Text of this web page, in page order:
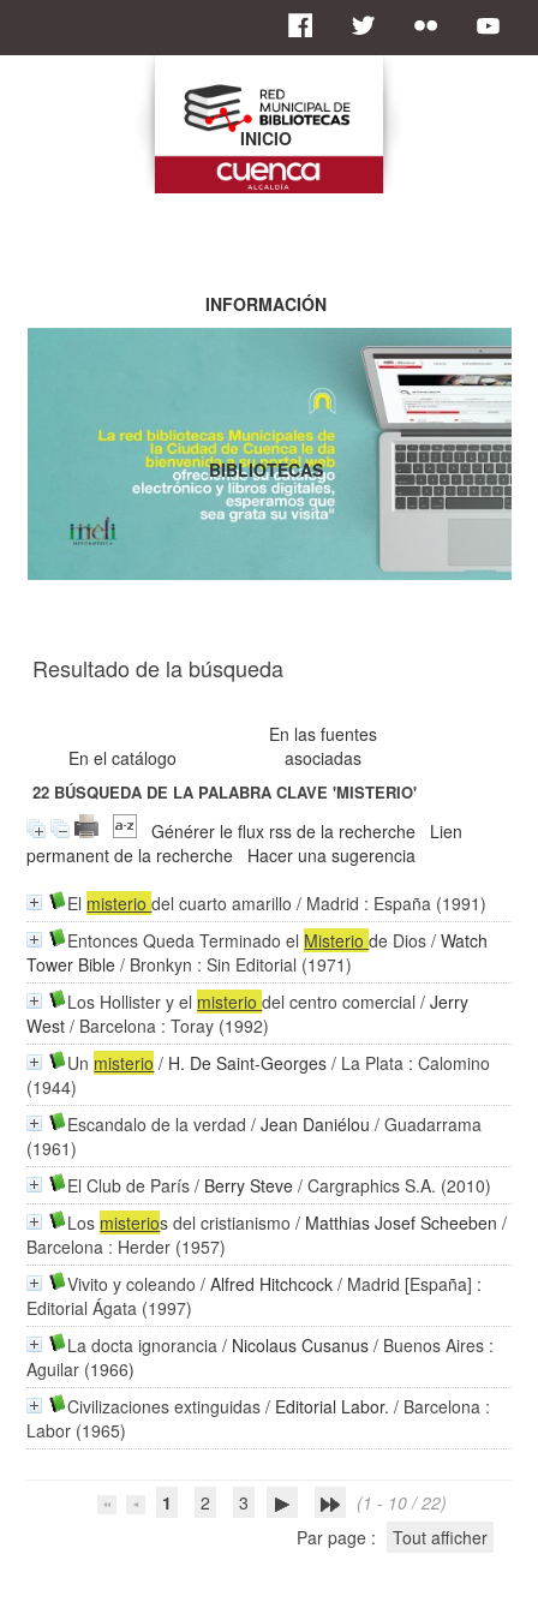
Resultado de la búsqueda
En el catálogo
En las fuentes
asociadas
22 BÚSQUEDA DE LA PALABRA CLAVE'MISTERIO'
Générer le flux rss de la recherche
Lien
permanent de la recherche
Hacer una sugerencia
El misteriodel cuarto amarillo / Madrid : España (1991)
Entonces Queda Terminado el Misteriode Dios /Watch
Tower Bible / Bronkyn : Sin Editorial (1971)
Los Hollister y el misteriodel centro comercial /Jerry
West / Barcelona : Toray (1992)
Un misterio / H. De Saint-Georges / La Plata : Calomino
(1944)
Escandalo de la verdad /Jean Daniélou / Guadarrama
(1961)
El Club de París / Berry Steve / Cargraphics S.A. (2010)
Los misterios del cristianismo / Matthias Josef Scheeben /
Barcelona : Herder (1957)
Vivito y coleando /Alfred Hitchcock / Madrid [España] :
Editorial Ágata (1997)
La docta ignorancia / Nicolaus Cusanus / Buenos Aires :
Aguilar (1966)
Civilizaciones extinguidas / Editorial Labor. / Barcelona :
Labor (1965)
1 2 3
(1 - 10 / 22)
Par page :
Tout afficher
INICIO
INFORMACIÓN
BIBLIOTECAS